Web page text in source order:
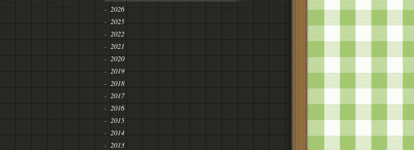
2026
2025
2022
2021
2020
2019
2018
2017
2016
2015
2014
2013